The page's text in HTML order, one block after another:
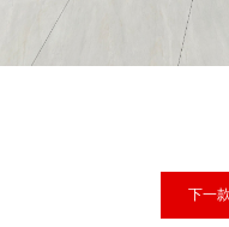
下一